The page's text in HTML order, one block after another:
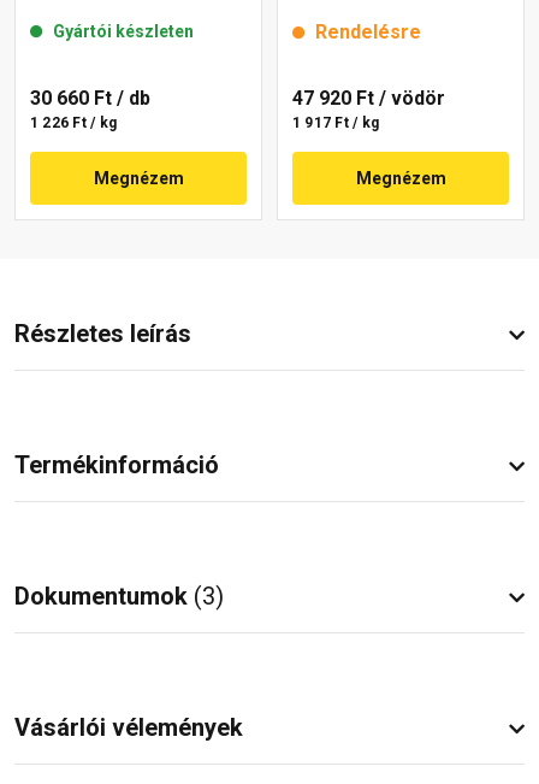
Gyártói készleten
30 660 Ft / db
1 226 Ft / kg
Megnézem
Rendelésre
47 920 Ft / vödör
1 917 Ft / kg
Megnézem
Részletes leírás
Termékinformáció
Dokumentumok (3)
Vásárlói vélemények